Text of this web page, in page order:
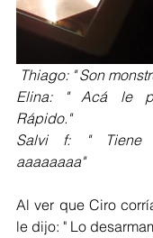
Thiago: " Son
Elina: " Acá le
Rápido."
Salvi f: " Tiene
aaaaaaaa"
Al ver que Ciro
le dijo: " Lo